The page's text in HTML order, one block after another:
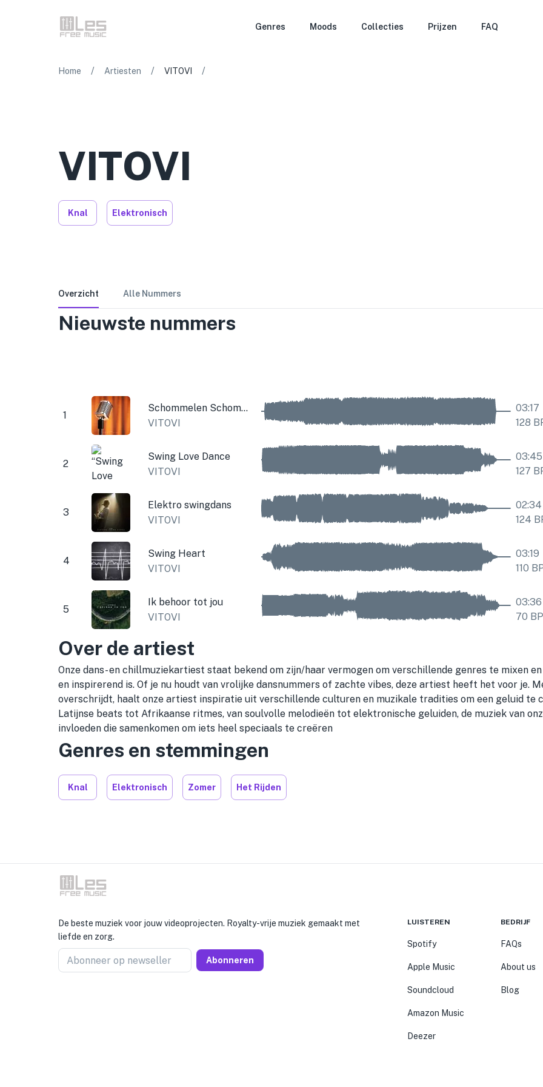
Genres Moods Collecties Prijzen FAQ
Home / Artiesten / VITOVI /
VITOVI
Knal Elektronisch
Overzicht Alle Nummers
Nieuwste nummers
1
Schommelen Schommelen
VITOVI
03:17
128
2
Swing Love Dance
VITOVI
03:45
127
3
Elektro swingdans
VITOVI
02:34
124
4
Swing Heart
VITOVI
03:19
110
5
Ik behoor tot jou
VITOVI
03:36
70
Over de artiest
Onze dans- en chillmuziekartiest staat bekend om zijn/haar vermogen om verschillende genres te mixen
en inspirerend is. Of je nu houdt van vrolijke dansnummers of zachte vibes, deze artiest heeft het voor je.
overschrijdt, haalt onze artiest inspiratie uit verschillende culturen en muzikale tradities om een geluid te
Latijnse beats tot Afrikaanse ritmes, van soulvolle melodieën tot elektronische geluiden, de muziek van
invloeden die samenkomen om iets heel speciaals te creëren
Genres en stemmingen
Knal Elektronisch Zomer Het Rijden
De beste muziek voor jouw videoprojecten. Royalty-vrije muziek gemaakt met
liefde en zorg.
Abonneer op newseller Abonneren
LUISTEREN
Spotify
Apple Music
Soundcloud
Amazon Music
Deezer
BEDRIJF
FAQs
About us
Blog